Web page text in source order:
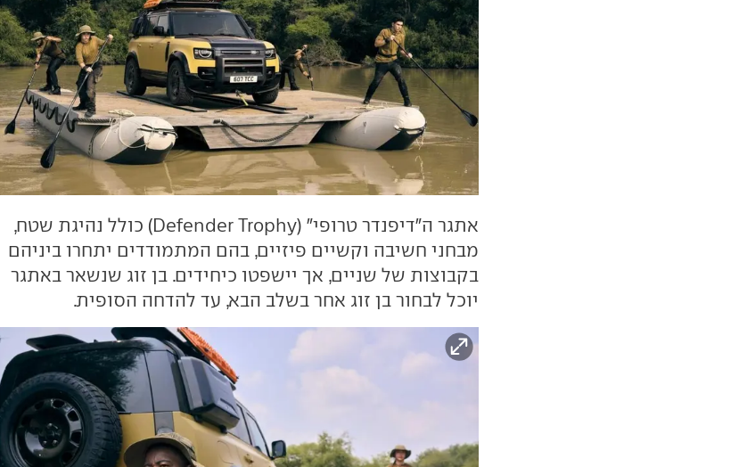
אתגר ה"דיפנדר טרופי" (Defender Trophy) כולל נהיגת שטח,
מבחני חשיבה וקשיים פיזיים, בהם המתמודדים יתחרו ביניהם
בקבוצות של שניים, אך יישפטו כיחידים. בן זוג שנשאר באתגר
יוכל לבחור בן זוג אחר בשלב הבא, עד להדחה הסופית.